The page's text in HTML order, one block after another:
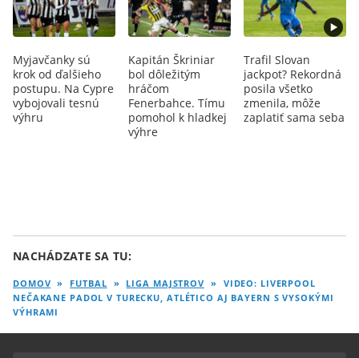
Myjavčanky sú
krok od ďalšieho
postupu. Na Cypre
vybojovali tesnú
výhru
Kapitán Škriniar
bol dôležitým
hráčom
Fenerbahce. Tímu
pomohol k hladkej
výhre
Trafil Slovan
jackpot? Rekordná
posila všetko
zmenila, môže
zaplatiť sama seba
NACHÁDZATE SA TU:
DOMOV » FUTBAL » LIGA MAJSTROV » VIDEO: LIVERPOOL
NEČAKANE PADOL V TURECKU, ATLÉTICO AJ BAYERN S VYSOKÝMI
VÝHRAMI